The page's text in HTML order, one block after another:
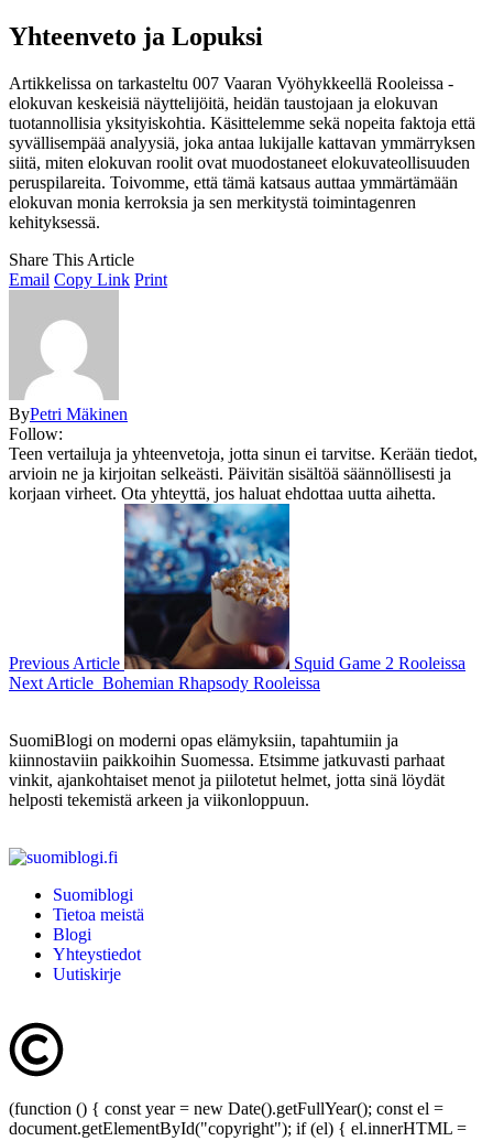
Yhteenveto ja Lopuksi
Artikkelissa on tarkasteltu 007 Vaaran Vyöhykkeellä Rooleissa -
elokuvan keskeisiä näyttelijöitä, heidän taustojaan ja elokuvan
tuotannollisia yksityiskohtia. Käsittelemme sekä nopeita faktoja että
syvällisempää analyysiä, joka antaa lukijalle kattavan ymmärryksen
siitä, miten elokuvan roolit ovat muodostaneet elokuvateollisuuden
peruspilareita. Toivomme, että tämä katsaus auttaa ymmärtämään
elokuvan monia kerroksia ja sen merkitystä toimintagenren
kehityksessä.
Share This Article
Email Copy Link Print
ByPetri Mäkinen
Follow:
Teen vertailuja ja yhteenvetoja, jotta sinun ei tarvitse. Kerään tiedot,
arvioin ne ja kirjoitan selkeästi. Päivitän sisältöä säännöllisesti ja
korjaan virheet. Ota yhteyttä, jos haluat ehdottaa uutta aihetta.
Previous Article
Squid Game 2 Rooleissa
Next Article Bohemian Rhapsody Rooleissa
SuomiBlogi on moderni opas elämyksiin, tapahtumiin ja
kiinnostaviin paikkoihin Suomessa. Etsimme jatkuvasti parhaat
vinkit, ajankohtaiset menot ja piilotetut helmet, jotta sinä löydät
helposti tekemistä arkeen ja viikonloppuun.
Suomiblogi
Tietoa meistä
Blogi
Yhteystiedot
Uutiskirje
(function () { const year = new Date().getFullYear(); const el =
document.getElementById("copyright"); if (el) { el.innerHTML =